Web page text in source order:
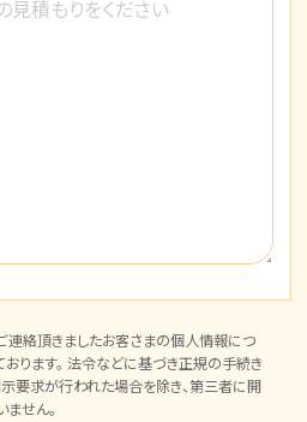
連絡頂きましたお客さまの個人情報につ
おります。 法令などに基づき正規の手続き
要求が行われた場合を除き、第三者に開
せん。